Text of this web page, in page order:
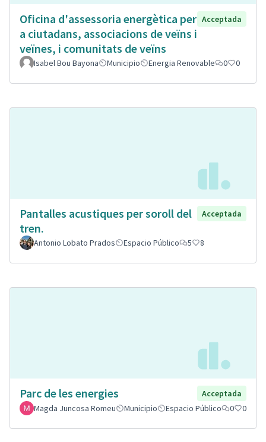
Oficina d'assessoria energètica per
a ciutadans, associacions de veïns i
veïnes, i comunitats de veïns
Acceptada
Isabel Bou Bayona Municipio Energia Renovable 0 0
Pantalles acustiques per soroll del
tren.
Acceptada
Antonio Lobato Prados Espacio Público 5 8
Parc de les energies
Acceptada
Magda Juncosa Romeu
Municipio Espacio Público 0 0